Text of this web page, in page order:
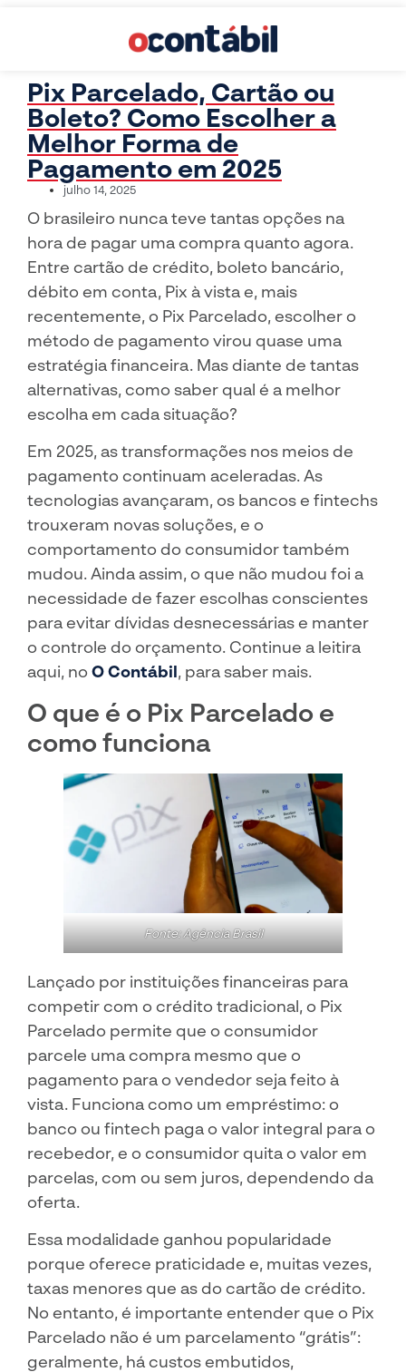
Pix Parcelado, Cartão ou
Boleto? Como Escolher a
Melhor Forma de
Pagamento em 2025
julho 14, 2025
O brasileiro nunca teve tantas opções na
hora de pagar uma compra quanto agora.
Entre cartão de crédito, boleto bancário,
débito em conta, Pix à vista e, mais
recentemente, o Pix Parcelado, escolher o
método de pagamento virou quase uma
estratégia financeira. Mas diante de tantas
alternativas, como saber qual é a melhor
escolha em cada situação?
Em 2025, as transformações nos meios de
pagamento continuam aceleradas. As
tecnologias avançaram, os bancos e fintechs
trouxeram novas soluções, e o
comportamento do consumidor também
mudou. Ainda assim, o que não mudou foi a
necessidade de fazer escolhas conscientes
para evitar dívidas desnecessárias e manter
o controle do orçamento. Continue a leitira
aqui, noO Contábil, para saber mais.
O que é o Pix Parcelado e
como funciona
Fonte: Agência Brasil
Lançado por instituições financeiras para
competir com o crédito tradicional, o Pix
Parcelado permite que o consumidor
parcele uma compra mesmo que o
pagamento para o vendedor seja feito à
vista. Funciona como um empréstimo: o
banco ou fintech paga o valor integral para o
recebedor, e o consumidor quita o valor em
parcelas, com ou sem juros, dependendo da
oferta.
Essa modalidade ganhou popularidade
porque oferece praticidade e, muitas vezes,
taxas menores que as do cartão de crédito.
No entanto, é importante entender que o Pix
Parcelado não é um parcelamento “grátis”:
geralmente, há custos embutidos,